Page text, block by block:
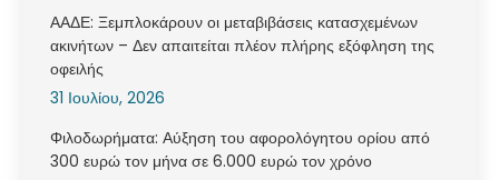
ΑΑΔΕ: Ξεμπλοκάρουν οι μεταβιβάσεις κατασχεμένων
ακινήτων – Δεν απαιτείται πλέον πλήρης εξόφληση της
οφειλής
31 Ιουλίου, 2026
Φιλοδωρήματα: Αύξηση του αφορολόγητου ορίου από
300 ευρώ τον μήνα σε 6.000 ευρώ τον χρόνο